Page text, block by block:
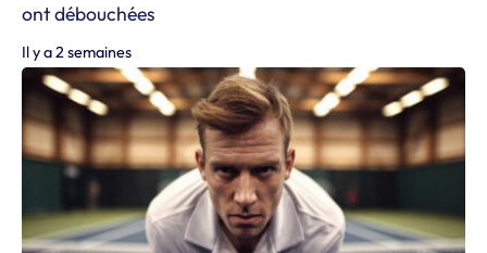
ont débouchées
Il y a 2 semaines